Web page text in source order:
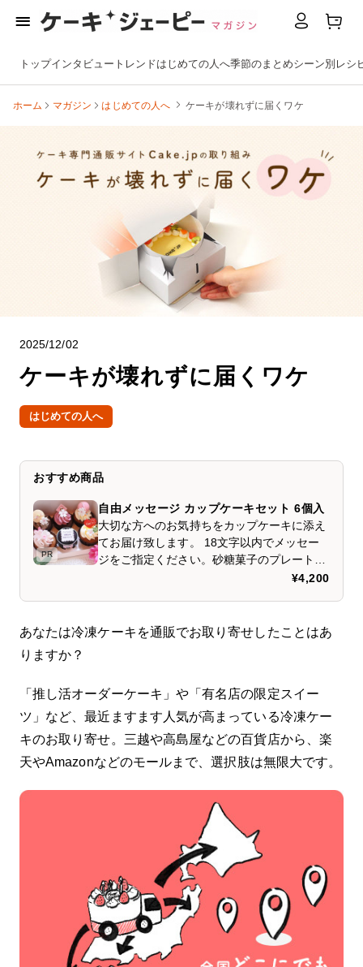
トップインタビュー トレンドはじめての人へ季節のまとめシーン別 レシ
ホーム マガジン はじめての人へ ケーキが壊れずに届くワケ
2025/12/02
ケーキが壊れずに届くワケ
はじめての人へ
おすすめ商品
PR
自由メッセージ カップケーキセット 6個入
大切な方へのお気持ちをカップケーキに添え
てお届け致します。 18文字以内でメッセー
ジをご指定ください。砂糖菓子のプレートに
レクトでご用意させていただきます。もちろ
ふっくら焼き上げたカップケーキ。 厳選した
素材の美味しさを引き立てるため、甘さ控え
年齢のお客様にご愛用いただいているニュー
ヨーク カップケーキです。 お1人～6人様で
コレート フランス産チョコチップやオランダ
産ココアなど高級素材を贅沢に使って焼き上
げたココアケーキに、甘さ控えめなブラック
チョコレートをかけました。 ○クリーム カッ
プケーキ ５個 ・ストロベリー ・ラズベリー
・チョコレート ・レモン ・コーヒー ・バニ
ラ など 季節により異なります。 当店にお任
せください。
¥4,200
あなたは冷凍ケーキを通販でお取り寄せしたことはあ
りますか？
「推し活オーダーケーキ」や「有名店の限定スイー
ツ」など、最近ますます人気が高まっている冷凍ケー
キのお取り寄せ。三越や高島屋などの百貨店から、楽
天やAmazonなどのモールまで、選択肢は無限大です。